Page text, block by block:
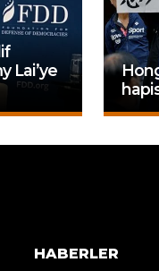
Lai’ye
HABERLER